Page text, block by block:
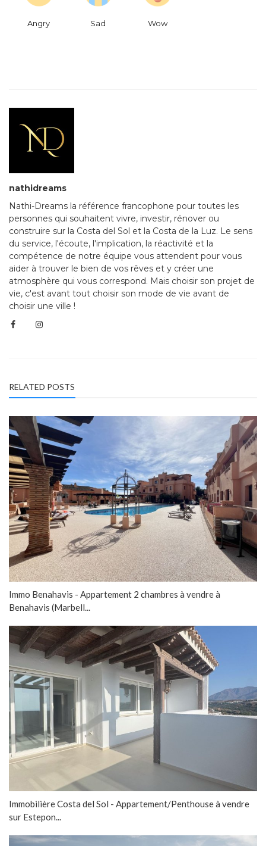
Angry Sad Wow
nathidreams
Nathi-Dreams la référence francophone pour toutes les
personnes qui souhaitent vivre, investir, rénover ou
construire sur la Costa del Sol et la Costa de la Luz. Le sens
du service, l'écoute, l'implication, la réactivité et la
compétence de notre équipe vous attendent pour vous
aider à trouver le bien de vos rêves et y créer une
atmosphère qui vous correspond. Mais choisir son projet de
vie, c'est avant tout choisir son mode de vie avant de
choisir une ville !
RELATED POSTS
Immo Benahavis - Appartement 2 chambres à vendre à
Benahavis (Marbell...
Immobilière Costa del Sol - Appartement/Penthouse à vendre
sur Estepon...